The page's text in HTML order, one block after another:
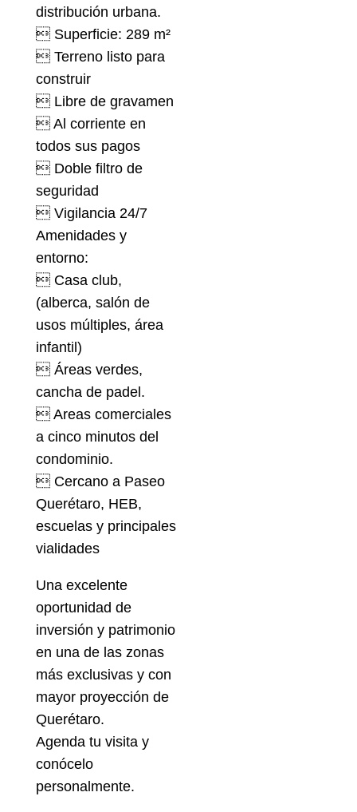
distribución urbana.
 Superficie: 289 m²
 Terreno listo para
construir
 Libre de gravamen
 Al corriente en
todos sus pagos
 Doble filtro de
seguridad
 Vigilancia 24/7
Amenidades y
entorno:
 Casa club,
(alberca, salón de
usos múltiples, área
infantil)
 Áreas verdes,
cancha de padel.
 Areas comerciales
a cinco minutos del
condominio.
 Cercano a Paseo
Querétaro, HEB,
escuelas y principales
vialidades
Una excelente
oportunidad de
inversión y patrimonio
en una de las zonas
más exclusivas y con
mayor proyección de
Querétaro.
Agenda tu visita y
conócelo
personalmente.